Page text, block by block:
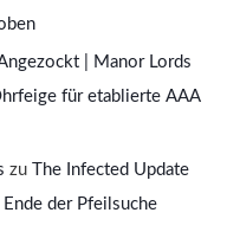
| Manor Lords
für etablierte AAA
zu
The Infected Update
der Pfeilsuche